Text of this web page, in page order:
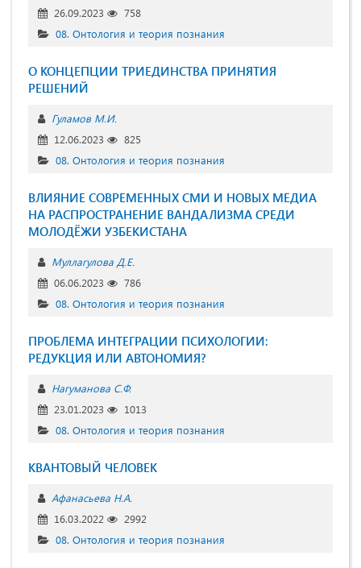
26.09.2023
758
08. Онтология и теория познания
О КОНЦЕПЦИИ ТРИЕДИНСТВА ПРИНЯТИЯ
РЕШЕНИЙ
Гуламов М.И.
12.06.2023
825
08. Онтология и теория познания
ВЛИЯНИЕ СОВРЕМЕННЫХ СМИ И НОВЫХ МЕДИА
НА РАСПРОСТРАНЕНИЕ ВАНДАЛИЗМА СРЕДИ
МОЛОДЁЖИ УЗБЕКИСТАНА
Муллагулова Д.Е.
06.06.2023
786
08. Онтология и теория познания
ПРОБЛЕМА ИНТЕГРАЦИИ ПСИХОЛОГИИ:
РЕДУКЦИЯ ИЛИ АВТОНОМИЯ?
Нагуманова С.Ф.
23.01.2023
1013
08. Онтология и теория познания
КВАНТОВЫЙ ЧЕЛОВЕК
Афанасьева Н.А.
16.03.2022
2992
08. Онтология и теория познания